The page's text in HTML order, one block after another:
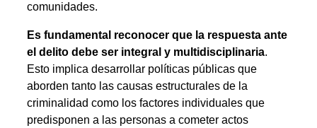
comunidades.
Es fundamental reconocer que la respuesta ante
el delito debe ser integral y multidisciplinaria.
Esto implica desarrollar políticas públicas que
aborden tanto las causas estructurales de la
criminalidad como los factores individuales que
predisponen a las personas a cometer actos